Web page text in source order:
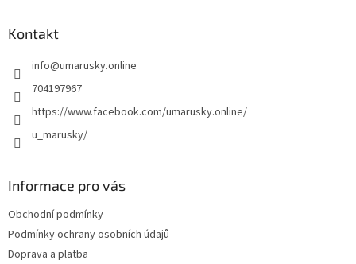
Kontakt
info@umarusky.online
704197967
https://www.facebook.com/umarusky.online/
u_marusky/
Informace pro vás
Obchodní podmínky
Podmínky ochrany osobních údajů
Doprava a platba